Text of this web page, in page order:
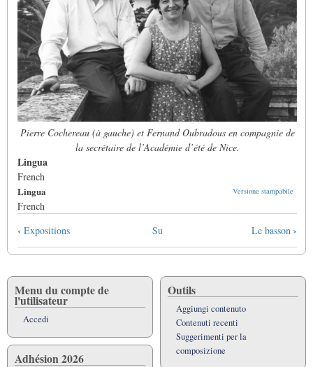
Pierre Cochereau (à gauche) et Fernand Oubradous en compagnie de
la secrétaire de l’Académie d’été de Nice.
Lingua
French
Versione stampabile
Lingua
French
Link
di
attraversamento
del
book
per
Fernand
Oubradous
‹ Expositions Su Le basson ›
Menu du compte de
l'utilisateur
Accedi
Adhésion 2026
Outils
Aggiungi contenuto
Contenuti recenti
Suggerimenti per la
composizione